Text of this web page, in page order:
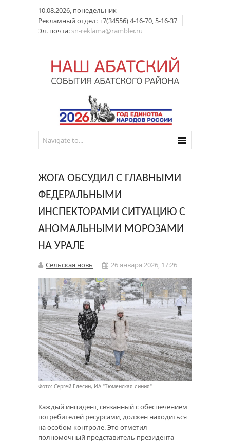
10.08.2026, понедельник
Рекламный отдел: +7(34556) 4-16-70, 5-16-37
Эл. почта: sn-reklama@rambler.ru
ЖОГА ОБСУДИЛ С ГЛАВНЫМИ
ФЕДЕРАЛЬНЫМИ
ИНСПЕКТОРАМИ СИТУАЦИЮ С
АНОМАЛЬНЫМИ МОРОЗАМИ
НА УРАЛЕ
Сельская новь 26 января 2026, 17:26
Фото: Сергей Елесин, ИА "Тюменская линия"
Каждый инцидент, связанный с обеспечением
потребителей ресурсами, должен находиться
на особом контроле. Это отметил
полномочный представитель президента